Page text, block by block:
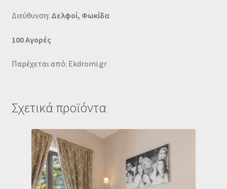
Διεύθυνση: Δελφοί, Φωκίδα
100 Αγορές
Παρέχεται από: Ekdromi.gr
Σχετικά προϊόντα